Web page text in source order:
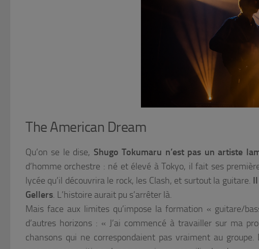
The American Dream
Qu’on se le dise, Shugo Tokumaru n’est pas un artiste
d’homme orchestre : né et élevé à Tokyo, il fait ses
lycée qu’il découvrira le rock, les Clash, et surtout la guitare.
Gellers. L’histoire aurait pu s’arrêter là.
Mais face aux limites qu’impose la formation « guitare/
d’autres horizons : « J’ai commencé à travailler sur ma
chansons qui ne correspondaient pas vraiment au